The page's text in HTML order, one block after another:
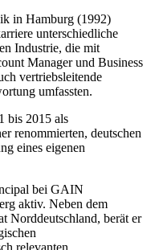
in Hamburg (1992)
unterschiedliche
Industrie, die mit
Manager und Business
vertriebsleitende
umfassten.
bis 2015 als
renommierten, deutschen
eines eigenen
bei GAIN
aktiv. Neben dem
Norddeutschland, berät er